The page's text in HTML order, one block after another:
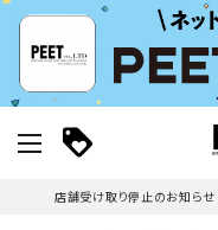
店舗受け取り停止のお知らせ